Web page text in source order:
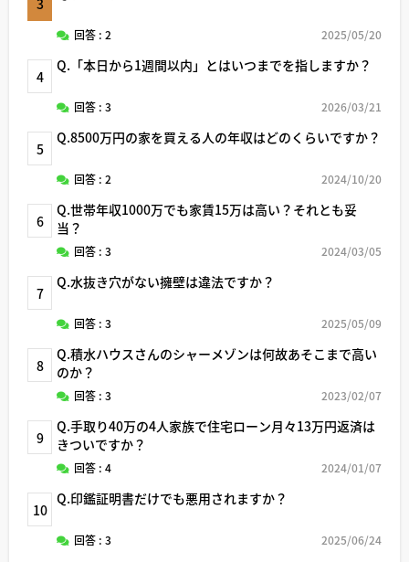
回答 : 2 2025/05/20
4
Q.「本日から1週間以内」とはいつまでを指しますか？
回答 : 3 2026/03/21
5
Q.8500万円の家を買える人の年収はどのくらいですか？
回答 : 2 2024/10/20
6
Q.世帯年収1000万でも家賃15万は高い？それとも妥
当？
回答 : 3 2024/03/05
7
Q.水抜き穴がない擁壁は違法ですか？
回答 : 3 2025/05/09
8
Q.積水ハウスさんのシャーメゾンは何故あそこまで高い
のか？
回答 : 3 2023/02/07
9
Q.手取り40万の4人家族で住宅ローン月々13万円返済は
きついですか？
回答 : 4 2024/01/07
10
Q.印鑑証明書だけでも悪用されますか？
回答 : 3 2025/06/24